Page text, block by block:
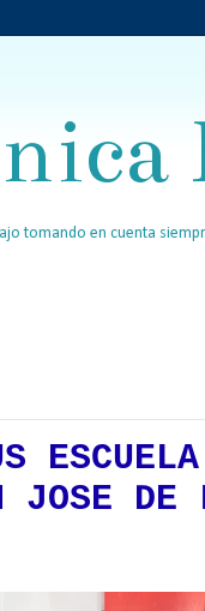
tomando en cuenta
ESCUELA
JOSE DE